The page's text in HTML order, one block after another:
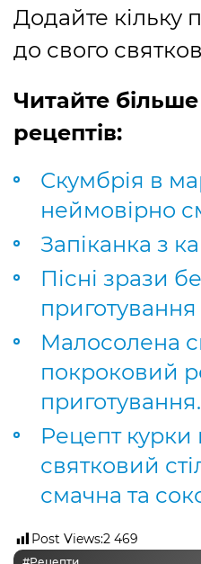
Додайте кільку
до свого
Читайте
рецептів:
Скумбрія в
неймовірно
Запіканка з
Пісні зрази
Малосолена
покроковий
приготування.
Рецепт курки
святковий
смачна та
Post Views:2 469